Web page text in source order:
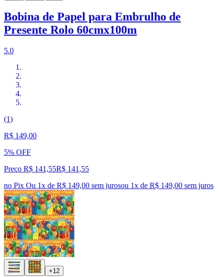
Bobina de Papel para Embrulho de
Presente Rolo 60cmx100m
5.0
(1)
R$ 149,00
5% OFF
Preço R$ 141,55R$ 141 ,55
no Pix Ou 1x de R$ 149,00 sem jurosou 1x de R$ 149,00 sem juros
+12